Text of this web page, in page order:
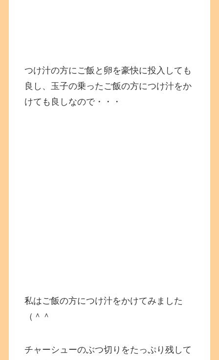
つけ汁の方にご飯と卵を豪快に投入しても
良し、玉子の乗ったご飯の方につけ汁をか
けても良しなので・・・
私はご飯の方につけ汁をかけてみました
（＾＾
チャーシューのぶつ切りをたっぷり残して